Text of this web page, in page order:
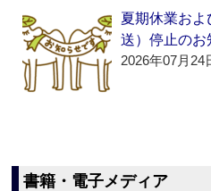
夏期休業お
送）停止のお
2026年07月24
書籍・電子メディア